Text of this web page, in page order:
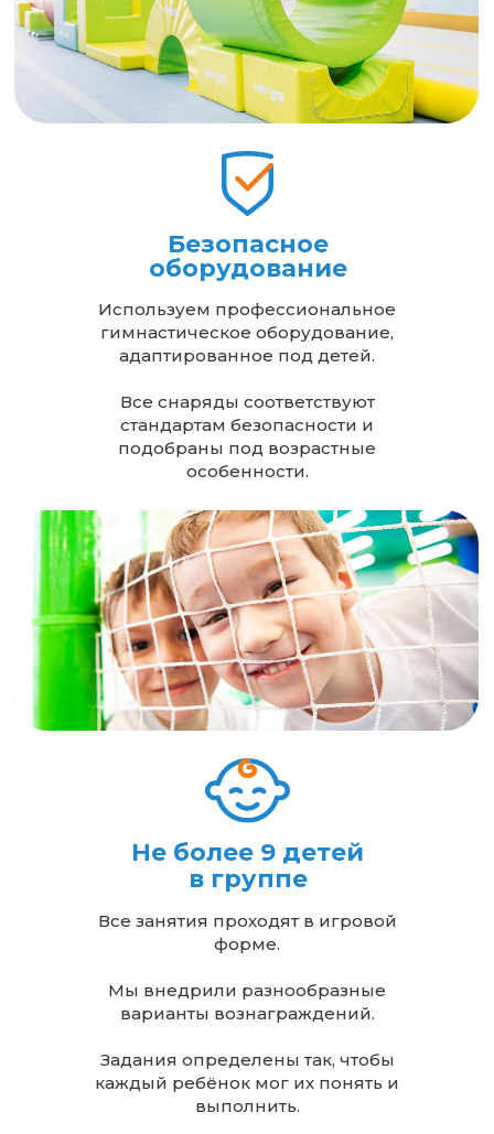
Безопасное
оборудование
Используем профессиональное
гимнастическое оборудование,
адаптированное под детей.
Все снаряды соответствуют
стандартам безопасности и
подобраны под возрастные
особенности.
Не более 9 детей
в группе
Все занятия проходят в игровой
форме.
Мы внедрили разнообразные
варианты вознаграждений.
Задания определены так, чтобы
каждый ребёнок мог их понять и
выполнить.